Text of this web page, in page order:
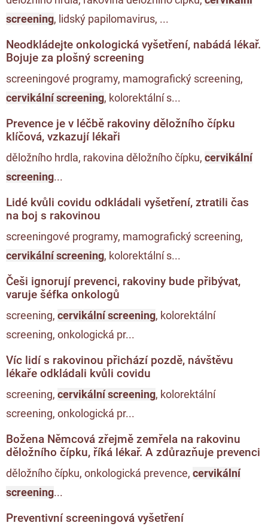
screening, lidský papilomavirus, ...
Neodkládejte onkologická vyšetření, nabádá lékař.
Bojuje za plošný screening
screeningové programy, mamografický screening,
cervikální screening, kolorektální s...
Prevence je v léčbě rakoviny děložního čípku
klíčová, vzkazují lékaři
děložního hrdla, rakovina děložního čípku, cervikální
screening...
Lidé kvůli covidu odkládali vyšetření, ztratili čas
na boj s rakovinou
screeningové programy, mamografický screening,
cervikální screening, kolorektální s...
Češi ignorují prevenci, rakoviny bude přibývat,
varuje šéfka onkologů
screening, cervikální screening, kolorektální
screening, onkologická pr...
Víc lidí s rakovinou přichází pozdě, návštěvu
lékaře odkládali kvůli covidu
screening, cervikální screening, kolorektální
screening, onkologická pr...
Božena Němcová zřejmě zemřela na rakovinu
děložního čípku, říká lékař. A zdůrazňuje prevenci
děložního čípku, onkologická prevence, cervikální
screening...
Preventivní screeningová vyšetření